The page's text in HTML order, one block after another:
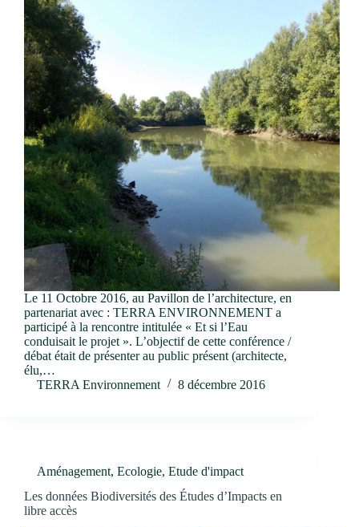
Le 11 Octobre 2016, au Pavillon de l’architecture, en
partenariat avec : TERRA ENVIRONNEMENT a
participé à la rencontre intitulée « Et si l’Eau
conduisait le projet ». L’objectif de cette conférence /
débat était de présenter au public présent (architecte,
élu,…
TERRA Environnement
8 décembre 2016
Aménagement, Ecologie, Etude d'impact
Les données Biodiversités des Études d’Impacts en
libre accès